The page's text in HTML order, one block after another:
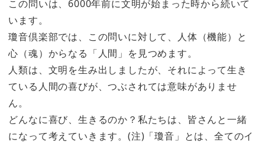
この問いは、6000年前に文明が始まった時から続いて
います。
瓊音倶楽部では、この問いに対して、人体（機能）と
心（魂）からなる「人間」を見つめます。
人類は、文明を生み出しましたが、それによって生き
ている人間の喜びが、つぶされては意味がありませ
ん。
どんなに喜び、生きるのか？私たちは、皆さんと一緒
になって考えていきます。(注)「瓊音」とは、全てのイ